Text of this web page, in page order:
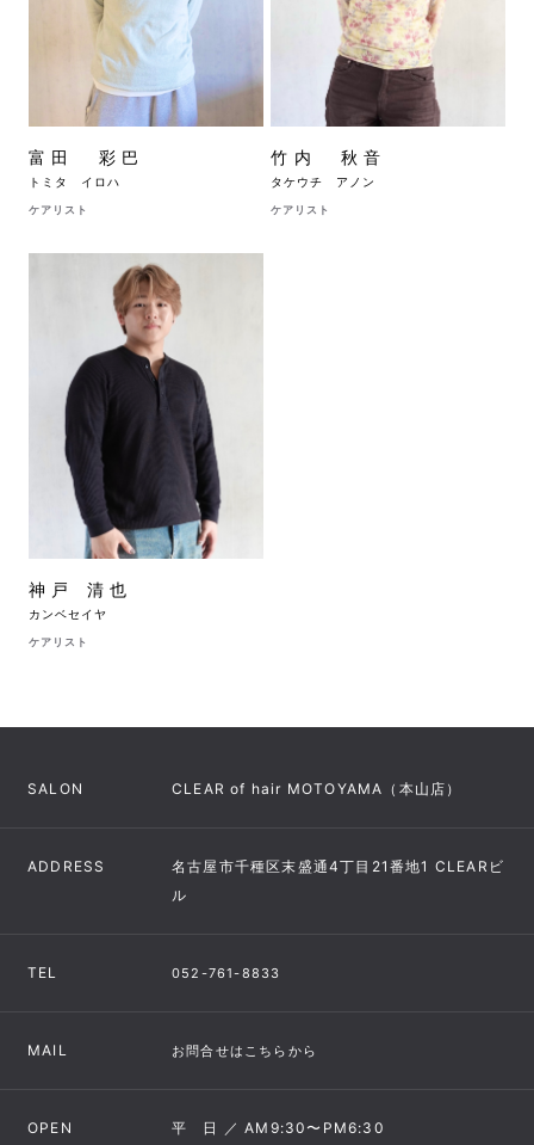
富田 彩巴
トミタ イロハ
ケアリスト
竹内 秋音
タケウチ アノン
ケアリスト
神戸 清也
カンベセイヤ
ケアリスト
SALON CLEAR of hair MOTOYAMA（本山店）
ADDRESS
名古屋市千種区末盛通4丁目21番地1 CLEARビ
ル
TEL 052-761-8833
MAIL お問合せはこちらから
OPEN
平 日 ／ AM9:30〜PM6:30